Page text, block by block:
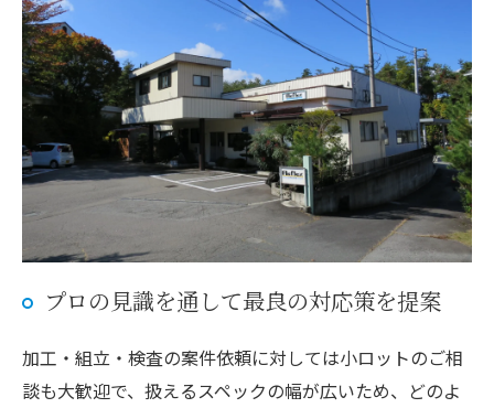
プロの見識を通して最良の対応策を提案
加工・組立・検査の案件依頼に対しては小ロットのご相
談も大歓迎で、扱えるスペックの幅が広いため、どのよ